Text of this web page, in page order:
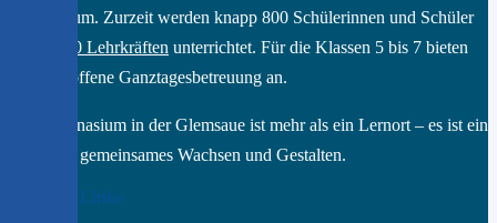
Gymnasium. Zurzeit werden knapp 800 Schülerinnen und Schüler
70 Lehrkräften unterrichtet. Für die Klassen 5 bis 7 bieten
wir eine offene Ganztagesbetreuung an.
Das Gymnasium in der Glemsaue ist mehr als ein Lernort – es ist ein
Raum für gemeinsames Wachsen und Gestalten.
Wichtige Links